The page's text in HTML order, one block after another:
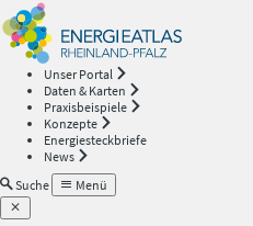
Unser Portal
Daten & Karten
Praxisbeispiele
Konzepte
Energiesteckbriefe
News
Suche
Menü